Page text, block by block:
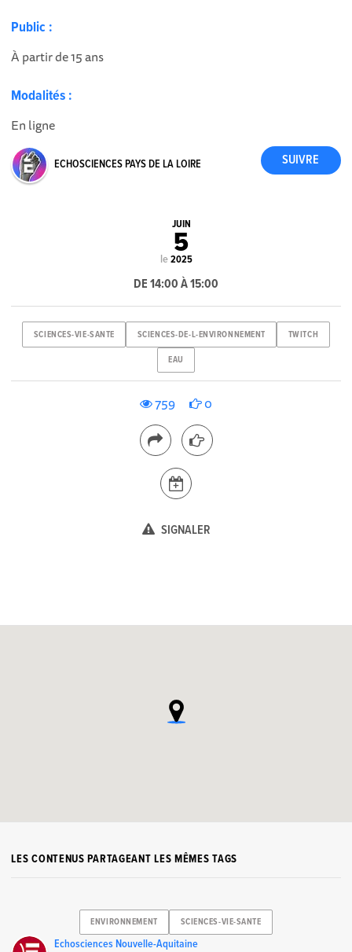
Public :
À partir de 15 ans
Modalités :
En ligne
ECHOSCIENCES PAYS DE LA LOIRE
le
JUIN
5
2025
DE 14:00 À 15:00
SCIENCES-VIE-SANTE SCIENCES-DE-L-ENVIRONNEMENT TWITCH
EAU
759 0
SIGNALER
LES CONTENUS PARTAGEANT LES MÊMES TAGS
ENVIRONNEMENT SCIENCES-VIE-SANTE
Echosciences Nouvelle-Aquitaine